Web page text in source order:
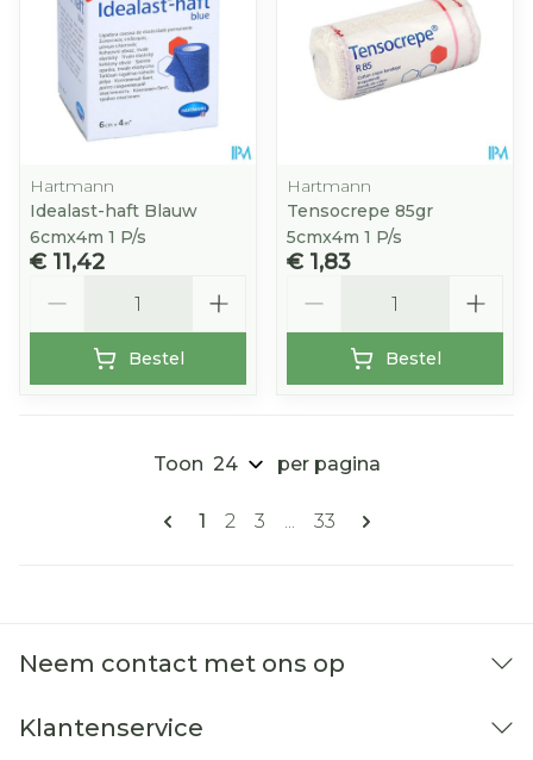
Hartmann
Idealast-haft Blauw
6cmx4m 1 P/s
€ 11,42
Bestel
Hartmann
Tensocrepe 85gr
5cmx4m 1 P/s
€ 1,83
Bestel
Pagina's
U lees momenteel pagina
1 Pagina
2 Pagina
3 ... Pagina
33
Toon per pagina
Neem contact met ons op
Klantenservice